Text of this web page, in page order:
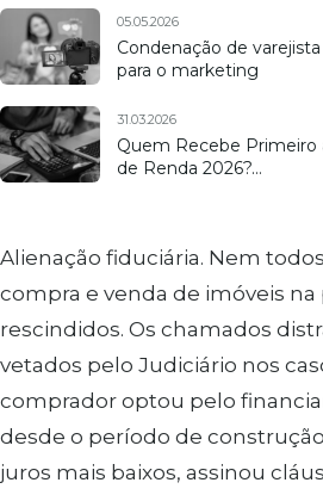
05.05.2026
Condenação de
para o marketing
31.03.2026
Quem Recebe
de Renda 2026?…
Alienação fiduciária. Nem
compra e venda de imóveis
rescindidos. Os chamados
vetados pelo Judiciário nos
comprador optou pelo
desde o período de
juros mais baixos, assinou